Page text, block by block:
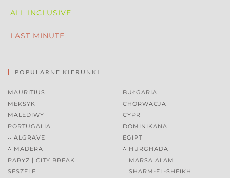
ALL INCLUSIVE
LAST MINUTE
POPULARNE KIERUNKI
MAURITIUS
MEKSYK
MALEDIWY
PORTUGALIA
∴ ALGRAVE
∴ MADERA
PARYŻ | CITY BREAK
SESZELE
BUŁGARIA
CHORWACJA
CYPR
DOMINIKANA
EGIPT
∴ HURGHADA
∴ MARSA ALAM
∴ SHARM-EL-SHEIKH